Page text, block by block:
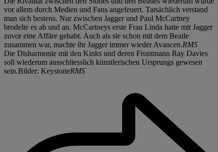
vor allem durch Medien und Fans angefeuert. Tatsächlich verstand
man sich bestens. Nur zwischen Jagger und Paul McCartney
brodelte es ab und an. McCartneys erste Frau Linda hatte mit Jagger
zuvor eine Affäre gehabt. Auch als sie schon mit dem Beatle
zusammen war, machte ihr Jagger immer wieder Avancen.RMS
Die Disharmonie mit den Kinks und deren Frontmann Ray Davies
soll wiederum ausschliesslich künstlerischen Ursprungs gewesen
sein.Bilder: KeystoneRMS